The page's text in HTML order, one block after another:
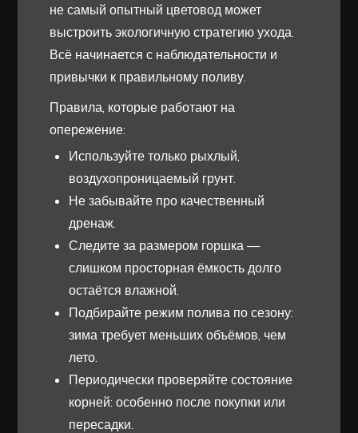
не самый опытный цветовод может
выстроить экологичную стратегию ухода.
Всё начинается с наблюдательности и
привычки к правильному поливу.
Правила, которые работают на
опережение:
Используйте только рыхлый,
воздухопроницаемый грунт.
Не забывайте про качественный
дренаж.
Следите за размером горшка —
слишком просторная ёмкость долго
остаётся влажной.
Подбирайте режим полива по сезону:
зима требует меньших объёмов, чем
лето.
Периодически проверяйте состояние
корней: особенно после покупки или
пересадки.